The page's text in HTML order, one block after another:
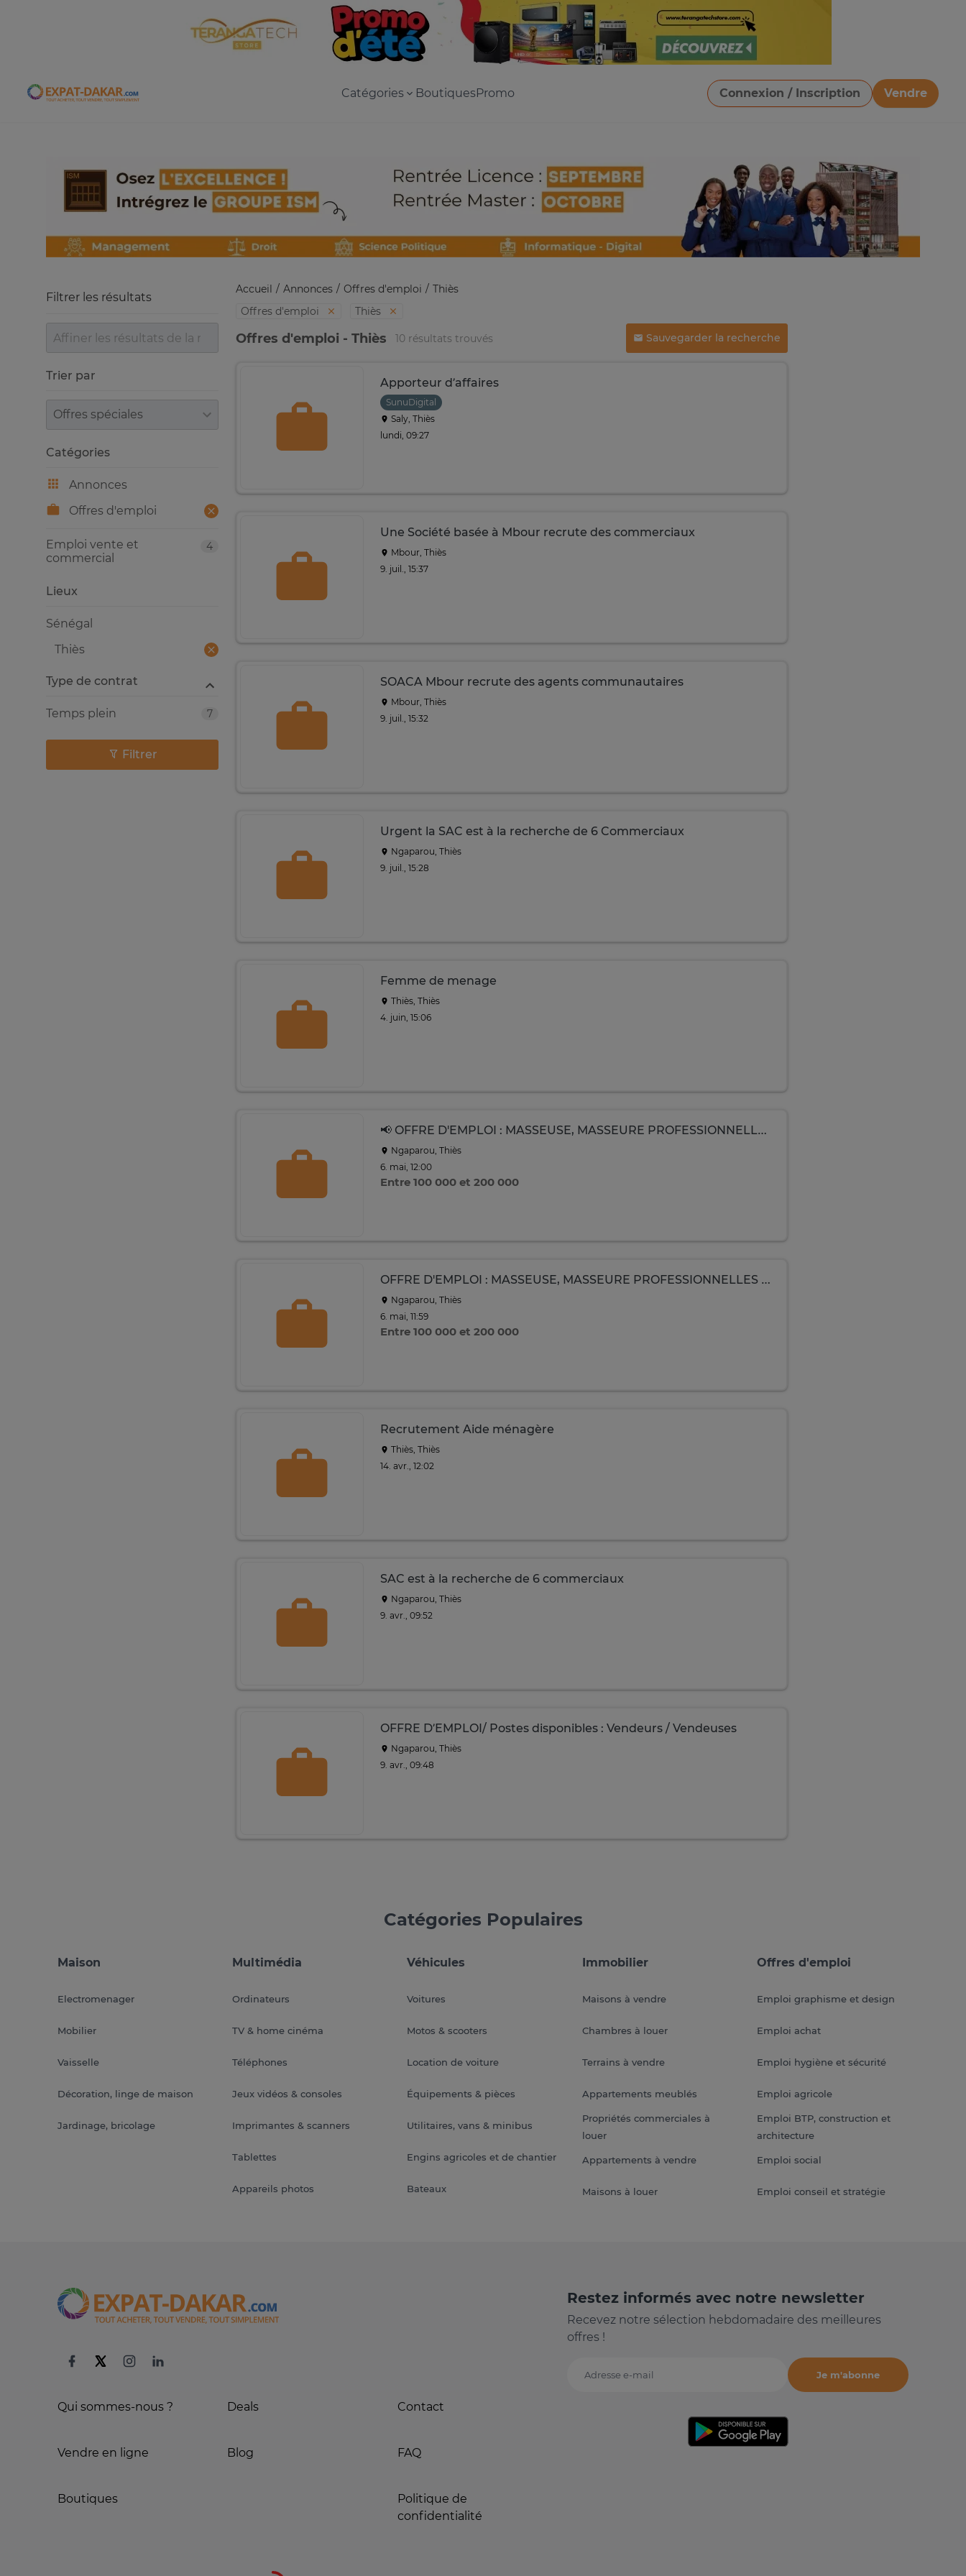
Expat-Dakar Catégories BoutiquesPromo Connexion / Inscription
Vendre
Télécharger une image
Accueil Annonces Offres d'emploi
Thiès
Offres d'emploi
Thiès
Offres d'emploi - Thiès 10 résultats trouvés Sauvegarder la recherche
Apporteur d’affaires
SunuDigital
Saly, Thiès
lundi, 09:27
Une Société basée à Mbour recrute des commerciaux
Mbour, Thiès
9. juil., 15:37
SOACA Mbour recrute des agents communautaires
Mbour, Thiès
9. juil., 15:32
Urgent la SAC est à la recherche de 6 Commerciaux
Ngaparou, Thiès
9. juil., 15:28
Femme de menage
Thiès, Thiès
4. juin, 15:06
📢 OFFRE D'EMPLOI : MASSEUSE, MASSEURE PROFESSIONNELLES (H/F)
Ngaparou, Thiès
6. mai, 12:00
Entre 100 000 et 200 000
OFFRE D'EMPLOI : MASSEUSE, MASSEURE PROFESSIONNELLES (H/F)
Ngaparou, Thiès
6. mai, 11:59
Entre 100 000 et 200 000
Recrutement Aide ménagère
Thiès, Thiès
14. avr., 12:02
SAC est à la recherche de 6 commerciaux
Ngaparou, Thiès
9. avr., 09:52
OFFRE D’EMPLOI/ Postes disponibles : Vendeurs / Vendeuses
Ngaparou, Thiès
9. avr., 09:48
Filtrer les résultats
Trier par
Trier par
Catégories
Annonces
Offres d'emploi
4
Emploi vente et
commercial
Lieux
Sénégal
Thiès
Type de contrat
7
Temps plein
Filtrer
Catégories Populaires
Maison
Electromenager
Mobilier
Vaisselle
Décoration, linge de maison
Jardinage, bricolage
Multimédia
Ordinateurs
TV & home cinéma
Téléphones
Jeux vidéos & consoles
Imprimantes & scanners
Tablettes
Appareils photos
Véhicules
Voitures
Motos & scooters
Location de voiture
Équipements & pièces
Utilitaires, vans & minibus
Engins agricoles et de chantier
Bateaux
Immobilier
Maisons à vendre
Chambres à louer
Terrains à vendre
Appartements meublés
Propriétés commerciales à
louer
Appartements à vendre
Maisons à louer
Offres d'emploi
Emploi graphisme et design
Emploi achat
Emploi hygiène et sécurité
Emploi agricole
Emploi BTP, construction et
architecture
Emploi social
Emploi conseil et stratégie
Qui sommes-nous ?
Vendre en ligne
Boutiques
Deals
Blog
Contact
FAQ
Politique de
confidentialité
Restez informés avec notre newsletter
Recevez notre sélection hebdomadaire des meilleures
offres !
Adresse e-mail
Je m'abonne